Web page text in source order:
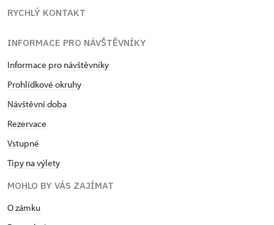
RYCHLÝ KONTAKT
INFORMACE PRO NÁVŠTĚVNÍKY
Informace pro návštěvníky
Prohlídkové okruhy
Návštěvní doba
Rezervace
Vstupné
Tipy na výlety
MOHLO BY VÁS ZAJÍMAT
O zámku